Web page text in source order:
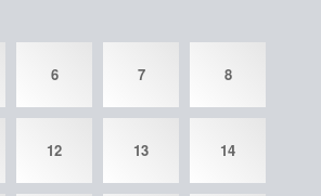
6 7 8
12 13 14